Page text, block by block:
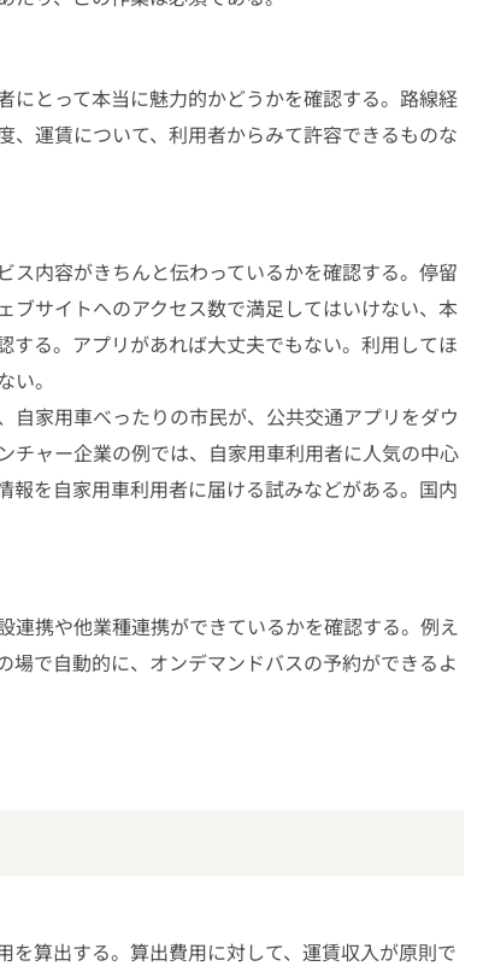
とって本当に魅力的かどうかを確認する。路線経
運賃について、利用者からみて許容できるものな
内容がきちんと伝わっているかを確認する。停留
ブサイトへのアクセス数で満足してはいけない、本
する。アプリがあれば大丈夫でもない。利用してほ
。
家用車べったりの市民が、公共交通アプリをダウ
チャー企業の例では、自家用車利用者に人気の中心
を自家用車利用者に届ける試みなどがある。国内
携や他業種連携ができているかを確認する。例え
で自動的に、オンデマンドバスの予約ができるよ
算出する。算出費用に対して、運賃収入が原則で